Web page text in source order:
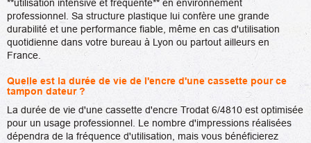
**utilisation intensive et fréquente** en environnement
professionnel. Sa structure plastique lui confère une grande
durabilité et une performance fiable, même en cas d'utilisation
quotidienne dans votre bureau à Lyon ou partout ailleurs en
France.
Quelle est la durée de vie de l'encre d'une cassette pour ce
tampon dateur ?
La durée de vie d'une cassette d'encre Trodat 6/4810 est optimisée
pour un usage professionnel. Le nombre d'impressions réalisées
dépendra de la fréquence d'utilisation, mais vous bénéficierez